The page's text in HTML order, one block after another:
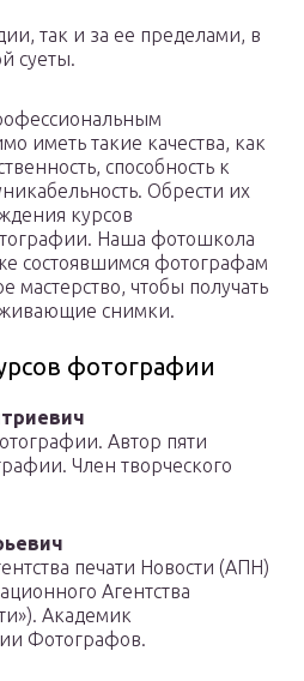
так и за ее пределами, в
суеты.
иметь такие качества, как
способность к
Обрести их
курсов
Наша фотошкола
состоявшимся фотографам
мастерство, чтобы получать
снимки.
фотографии
Автор пяти
Член творческого
печати Новости (АПН)
Агентства
Академик
Фотографов.